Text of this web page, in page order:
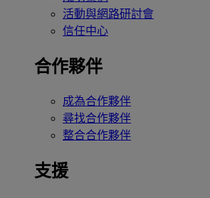
活動與網路研討會
信任中心
合作夥伴
成為合作夥伴
尋找合作夥伴
整合合作夥伴
支援